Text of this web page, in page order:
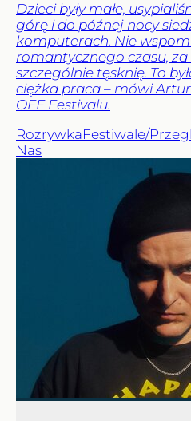
Dzieci były małe,
górę i do późnej nocy
komputerach. Nie
romantycznego czasu,
szczególnie tęsknię. To
ciężka praca – mówi
OFF Festivalu.
RozrywkaFestiwale/
Nas